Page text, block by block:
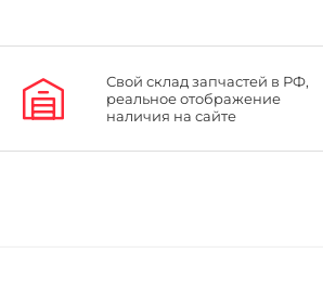
Свой склад запчастей в РФ,
реальное отображение
наличия на сайте